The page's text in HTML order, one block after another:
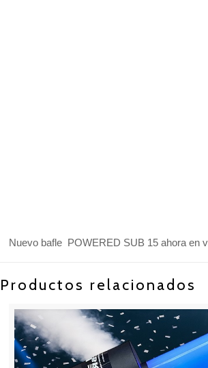
Nuevo bafle POWERED SUB 15 ahora en
Productos relacionados